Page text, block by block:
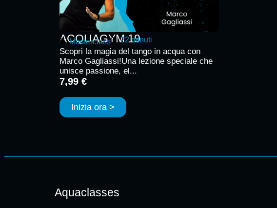
ACQUAGYM 19
Masterclass 22 minuti
Scopri la magia del tango in acqua con
Marco Gagliassi!Una lezione speciale che
unisce passione, el...
7,99 €
Inizia ora >
Aquaclasses